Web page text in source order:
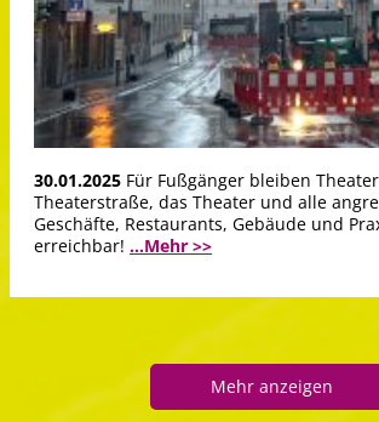
30.01.2025 Für Fußgänger bleiben
Theaterstraße, das Theater und alle
Geschäfte, Restaurants, Gebäude und
erreichbar! ...Mehr >>
Mehr anzeigen